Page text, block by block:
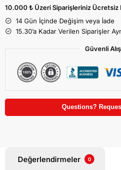
10.000 ₺ Üzeri Siparişleriniz Ücretsiz
14 Gün İçinde Değişim veya İade
15.30’a Kadar Verilen Siparişler
Güvenli
Questions?
Değerlendirmeler 0